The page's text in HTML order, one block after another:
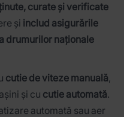
curate și verificate
și includ asigurările
drumurilor naționale
cutie de viteze manuală,
și cu cutie automată.
automată sau aer